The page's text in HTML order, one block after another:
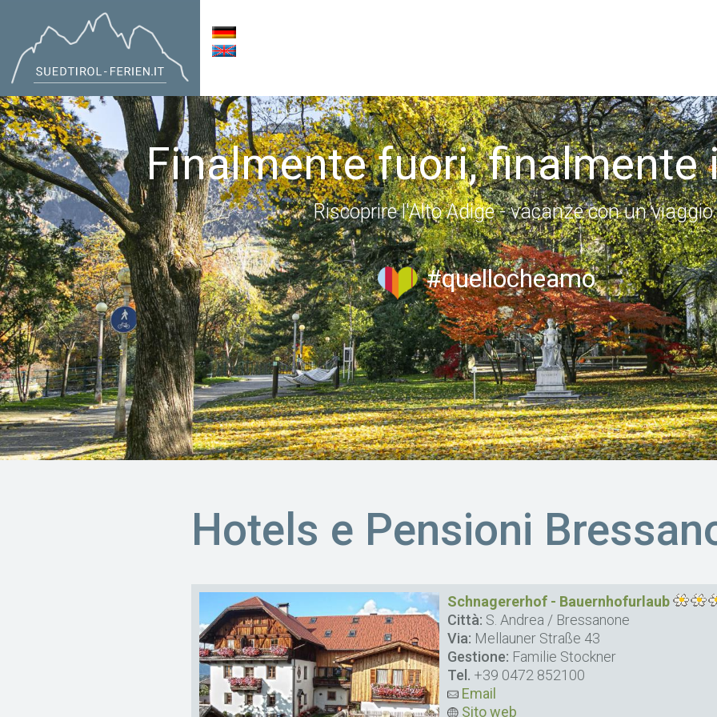
Finalmente fuori, finalmente
Riscoprire l'Alto Adige - vacanze con un viaggio
#quellocheamo
Hotels e Pensioni
Schnagererhof - Bauernhofurlaub
Città: S. Andrea / Bressanone
Via: Mellauner Straße 43
Gestione: Familie Stockner
Tel. +39 0472 852100
Email
Sito web